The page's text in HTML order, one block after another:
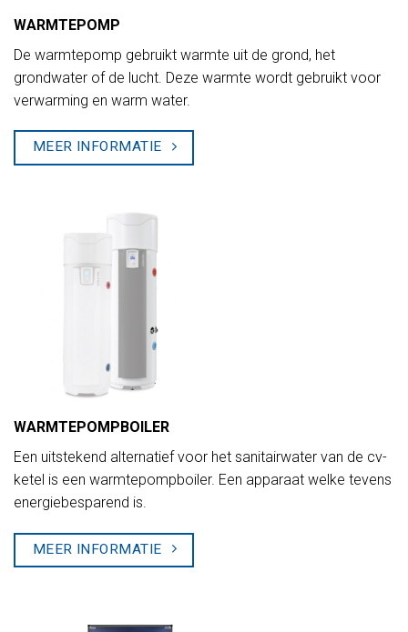
WARMTEPOMP
De warmtepomp gebruikt warmte uit de grond, het
grondwater of de lucht. Deze warmte wordt gebruikt voor
verwarming en warm water.
MEER INFORMATIE
WARMTEPOMPBOILER
Een uitstekend alternatief voor het sanitairwater van de cv-
ketel is een warmtepompboiler. Een apparaat welke tevens
energiebesparend is.
MEER INFORMATIE